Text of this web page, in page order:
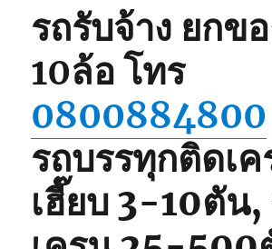
0825566214,
080062848
รถรับจ้าง ยกข
10ล้อ โทร
0800884800
รถบรรทุกติดเ
เฮี๊ยบ 3-10ตัน,